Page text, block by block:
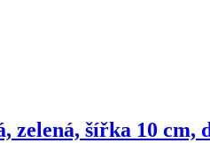
zelená, šířka 10 cm,